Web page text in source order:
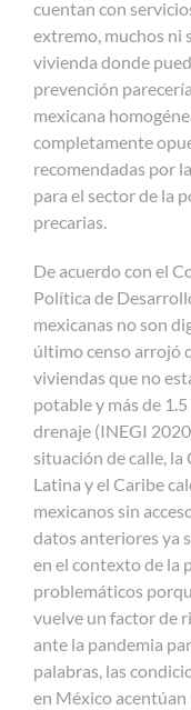
cuentan con
extremo, muchos ni
vivienda donde
prevención
mexicana
completamente
recomendadas por
para el sector de la
precarias.
De acuerdo con el
Política de
mexicanas no son
último censo arrojó
viviendas que no
potable y más de
drenaje (INEGI
situación de calle,
Latina y el Caribe
mexicanos sin
datos anteriores ya
en el contexto de la
problemáticos
vuelve un factor de
ante la pandemia
palabras, las
en México acentúan